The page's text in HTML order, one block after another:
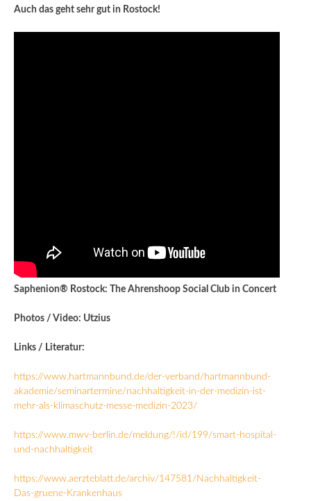
Auch das geht sehr gut in Rostock!
Saphenion® Rostock: The Ahrenshoop Social Club in Concert
Photos / Video: Utzius
Links / Literatur:
https://www.hartmannbund.de/der-verband/hartmannbund-
akademie/seminartermine/nachhaltigkeit-in-der-medizin-ist-
mehr-als-klimaschutz-messe-medizin-2023/
https://www.mwv-berlin.de/meldung/!/id/199/smart-hospital-
und-nachhaltigkeit
https://www.aerzteblatt.de/archiv/147581/Nachhaltigkeit-
Das-gruene-Krankenhaus